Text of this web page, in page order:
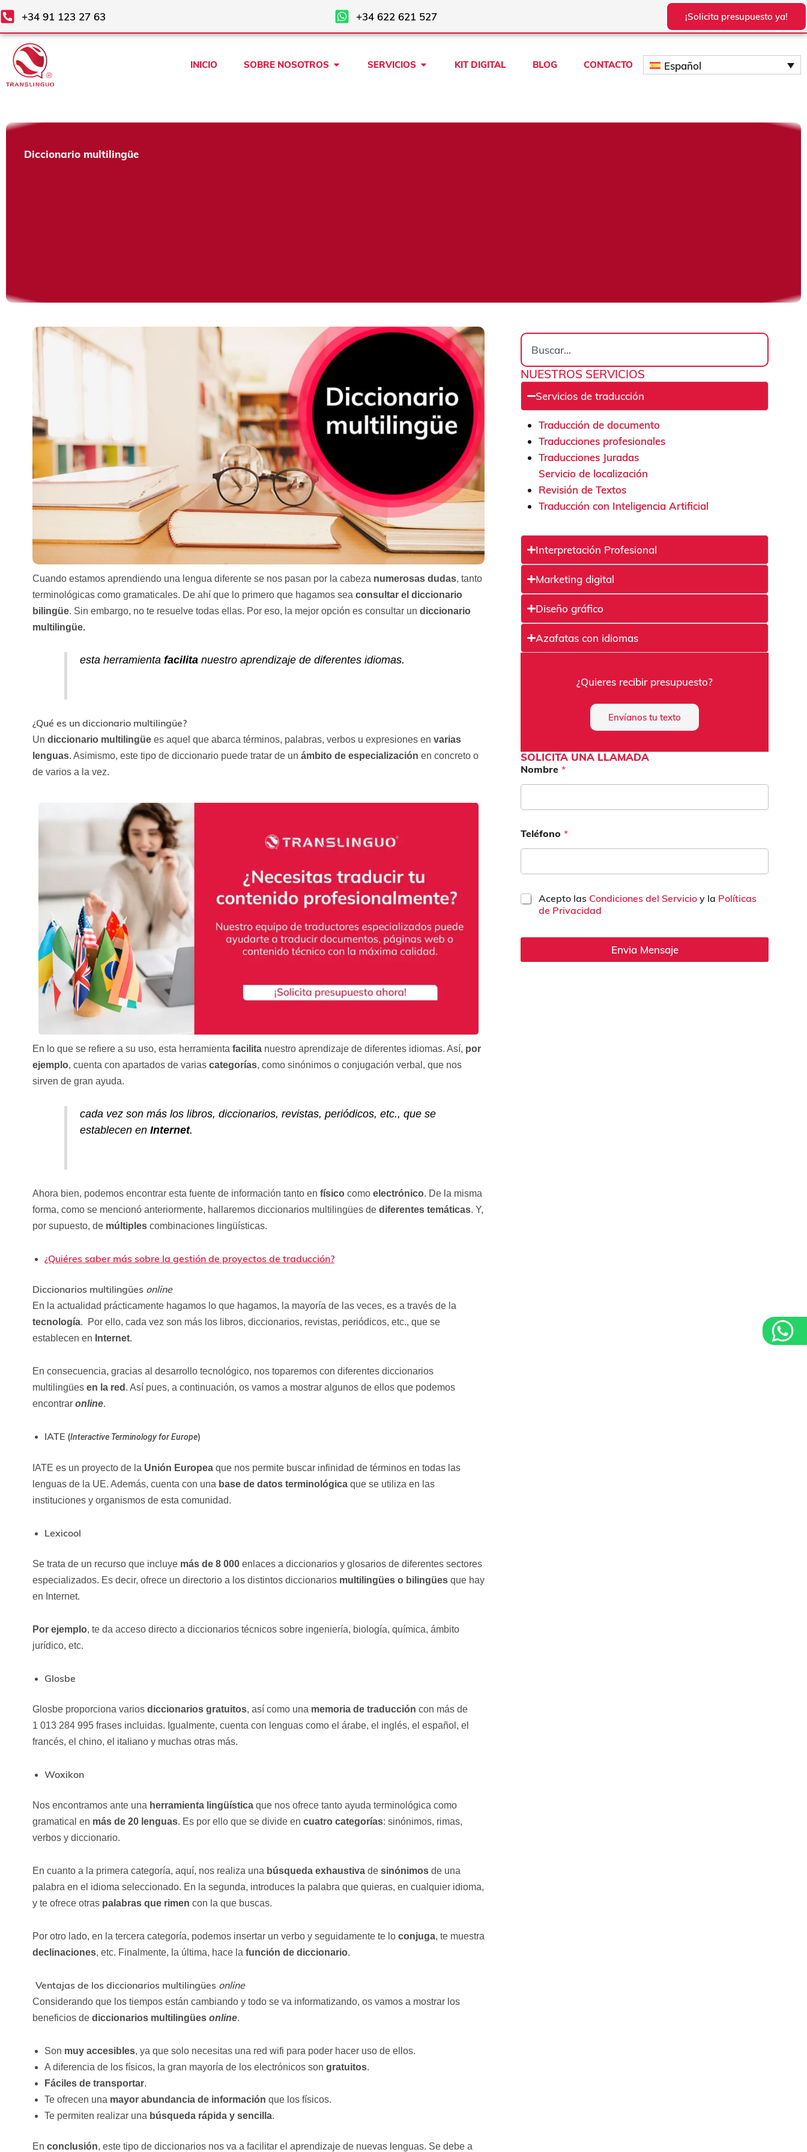
Ir
al
contenido
+34 91 123 27 63 +34 622 621 527 ¡Solicita presupuesto ya!
INICIO SOBRE NOSOTROS Open SOBRE NOSOTROS
SERVICIOS Open SERVICIOS
KIT DIGITAL BLOG CONTACTO Español
Diccionario multilingüe
Cuando estamos aprendiendo una lengua diferente se nos pasan por la cabeza numerosas dudas, tanto
terminológicas como gramaticales. De ahí que lo primero que hagamos sea consultar el diccionario
bilingüe. Sin embargo, no te resuelve todas ellas. Por eso, la mejor opción es consultar un diccionario
multilingüe.
esta herramienta facilitanuestro aprendizaje de diferentes idiomas.
¿Qué es un diccionario multilingüe?
Un diccionario multilingüees aquel que abarca términos, palabras, verbos u expresiones en varias
lenguas. Asimismo, este tipo de diccionario puede tratar de un ámbito de especialización en concreto o
de varios a la vez.
En lo que se refiere a su uso, esta herramienta facilitanuestro aprendizaje de diferentes idiomas. Así, por
ejemplo, cuenta con apartados de varias categorías, como sinónimos o conjugación verbal, que nos
sirven de gran ayuda.
cada vez son más los libros, diccionarios, revistas, periódicos, etc., que se
establecen en Internet.
Ahora bien, podemos encontrar esta fuente de información tanto en físicocomo electrónico. De la misma
forma, como se mencionó anteriormente, hallaremos diccionarios multilingües de diferentes temáticas. Y,
por supuesto, de múltiplescombinaciones lingüísticas.
¿Quiéres saber más sobre la gestión de proyectos de traducción?
Diccionarios multilingües online
En la actualidad prácticamente hagamos lo que hagamos, la mayoría de las veces, es a través de la
tecnología. Por ello, cada vez son más los libros, diccionarios, revistas, periódicos, etc., que se
establecen en Internet.
En consecuencia, gracias al desarrollo tecnológico, nos toparemos con diferentes diccionarios
multilingües en la red . Así pues, a continuación, os vamos a mostrar algunos de ellos que podemos
encontrar online.
IATE (Interactive Terminology for Europe)
IATE es un proyecto de la Unión Europeaque nos permite buscar infinidad de términos en todas las
lenguas de la UE. Además, cuenta con una base de datos terminológicaque se utiliza en las
instituciones y organismos de esta comunidad.
Lexicool
Se trata de un recurso que incluye más de 8 000enlaces a diccionarios y glosarios de diferentes sectores
especializados. Es decir, ofrece un directorio a los distintos diccionarios multilingües o bilingüesque hay
en Internet.
Por ejemplo, te da acceso directo a diccionarios técnicos sobre ingeniería, biología, química, ámbito
jurídico, etc.
Glosbe
Glosbe proporciona varios diccionarios gratuitos, así como una memoria de traducción con más de
1 013 284 995 frases incluidas. Igualmente, cuenta con lenguas como el árabe, el inglés, el español, el
francés, el chino, el italiano y muchas otras más.
Woxikon
Nos encontramos ante una herramienta lingüísticaque nos ofrece tanto ayuda terminológica como
gramatical en más de 20 lenguas. Es por ello que se divide en cuatro categorías: sinónimos, rimas,
verbos y diccionario.
En cuanto a la primera categoría, aquí, nos realiza una búsqueda exhaustivade sinónimosde una
palabra en el idioma seleccionado. En la segunda, introduces la palabra que quieras, en cualquier idioma,
y te ofrece otras palabras que rimen con la que buscas.
Por otro lado, en la tercera categoría, podemos insertar un verbo y seguidamente te lo conjuga, te muestra
declinaciones, etc. Finalmente, la última, hace la función de diccionario.
Ventajas de los diccionarios multilingües online
Considerando que los tiempos están cambiando y todo se va informatizando, os vamos a mostrar los
beneficios de diccionarios multilingües online.
Son muy accesibles, ya que solo necesitas una red wifi para poder hacer uso de ellos.
A diferencia de los físicos, la gran mayoría de los electrónicos son gratuitos.
Fáciles de transportar.
Te ofrecen una mayor abundancia de información que los físicos.
Te permiten realizar una búsqueda rápida y sencilla.
En conclusión, este tipo de diccionarios nos va a facilitar el aprendizaje de nuevas lenguas. Se debe a
Search
NUESTROS SERVICIOS
Servicios de traducción
Traducción de documento
Traducciones profesionales
Traducciones Juradas
Servicio de localización
Revisión de Textos
Traducción con Inteligencia Artificial
Interpretación Profesional
Marketing digital
Diseño gráfico
Azafatas con idiomas
¿Quieres recibir presupuesto?
Envíanos tu texto
SOLICITA UNA LLAMADA
Nombre*
Teléfono*
C
a
Acepto las Condiciones del Servicioy la Políticas
de Privacidad
Envia Mensaje